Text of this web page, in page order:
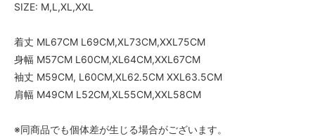
SIZE: M,L,XL,XXL
着丈 ML67CM L69CM,XL73CM,XXL75CM
身幅 M57CM L60CM,XL64CM,XXL67CM
袖丈 M59CM, L60CM,XL62.5CM XXL63.5CM
肩幅 M49CM L52CM,XL55CM,XXL58CM
※同商品でも個体差が生じる場合がございます。